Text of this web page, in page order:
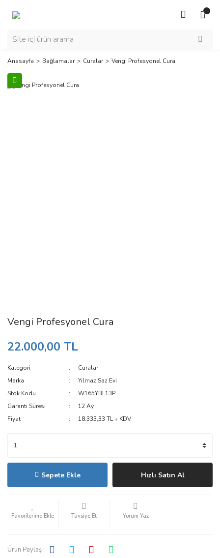
Anasayfa Bağlamalar Curalar Vengi Profesyonel Cura
Vengi Profesyonel Cura
22.000,00 TL
Kategori
Curalar
Marka
Yılmaz Saz Evi
Stok Kodu
W165YBL13P
Garanti Süresi
12 Ay
Fiyat
18.333,33 TL + KDV
Sepete Ekle Hızlı Satın Al
Tavsiye Et Yorum Yaz
Ürün Paylaş :